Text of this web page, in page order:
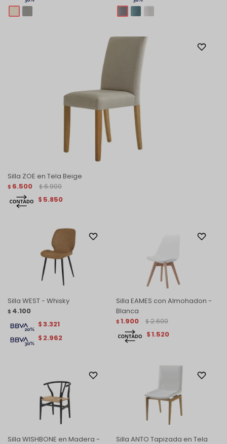
Silla ZOE en Tela Beige
$ 6.500 $ 6.900
$ 5.850
Silla WEST - Whisky
$ 4.100
$ 2.962
$3.321
Silla EAMES con Almohadon -
Blanca
$ 1.900 $ 2.600
$1.520
Silla WISHBONE en Madera - Silla ANTO Tapizada en Tela